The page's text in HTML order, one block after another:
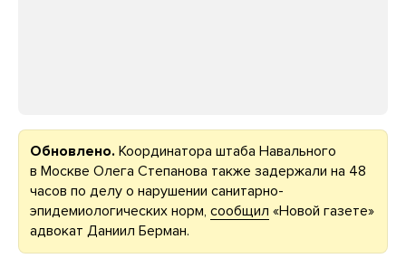
Обновлено. Координатора штаба Навального
в Москве Олега Степанова также задержали на 48
часов по делу о нарушении санитарно-
эпидемиологических норм, сообщил «Новой газете»
адвокат Даниил Берман.